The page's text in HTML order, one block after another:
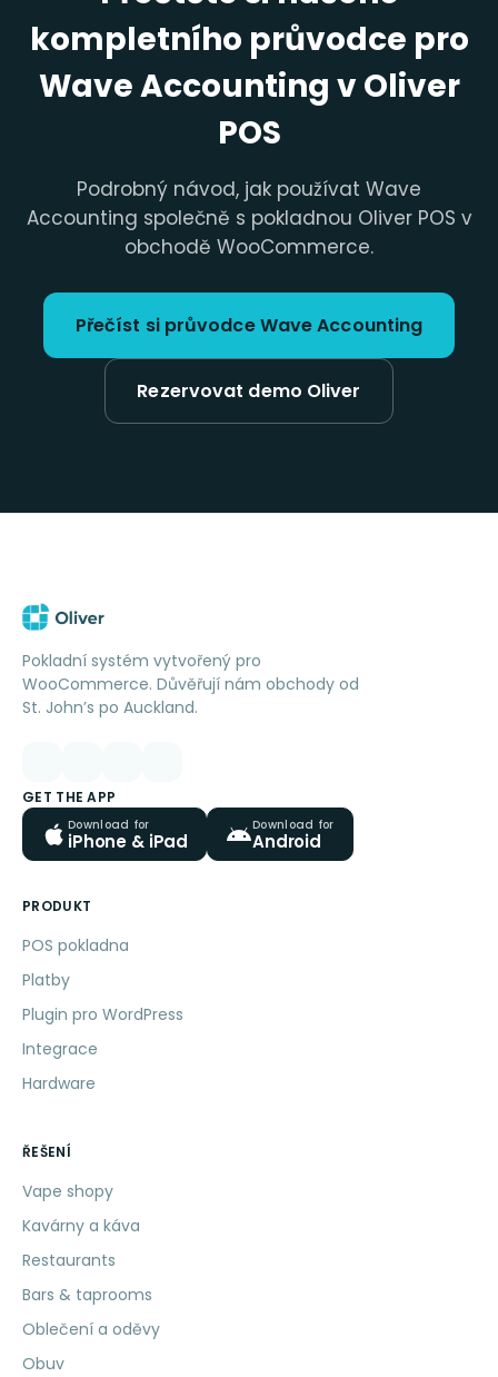
kompletního průvodce pro
Wave Accounting v Oliver
POS
Podrobný návod, jak používat Wave
Accounting společně s pokladnou Oliver POS v
obchodě WooCommerce.
Přečíst si průvodce Wave Accounting
Rezervovat demo Oliver
Pokladní systém vytvořený pro
WooCommerce. Důvěřují nám obchody od
St. John’s po Auckland.
GET THE APP
Download for
iPhone & iPad
Download for
Android
PRODUKT
POS pokladna
Platby
Plugin pro WordPress
Integrace
Hardware
ŘEŠENÍ
Vape shopy
Kavárny a káva
Restaurants
Bars & taprooms
Oblečení a oděvy
Obuv